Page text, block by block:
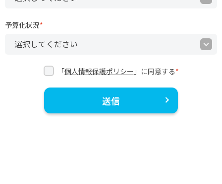
予算化状況*
「個人情報保護ポリシー 」に同意する*